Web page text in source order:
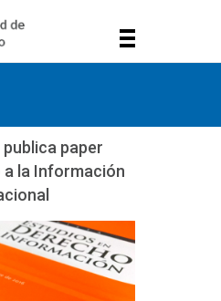
paper
la Información